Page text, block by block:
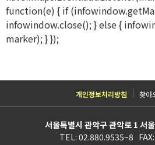
function(e) { if
infowindow.close(); } else {
marker); } });
개인정보처리방침 찾아
서울특별시 관악구 관악로 1 서
TEL: 02.880.9535~8